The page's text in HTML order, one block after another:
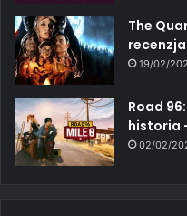
The
recenzja
19/02/
Road
historia
02/02/